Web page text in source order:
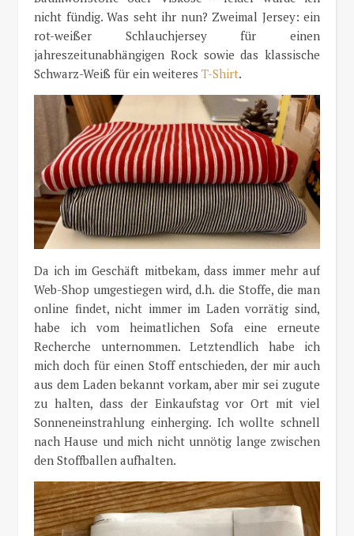
nicht fündig. Was seht ihr nun? Zweimal Jersey: ein
rot-weißer Schlauchjersey für einen
jahreszeitunabhängigen Rock sowie das klassische
Schwarz-Weiß für ein weiteres T-Shirt.
Da ich im Geschäft mitbekam, dass immer mehr auf
Web-Shop umgestiegen wird, d.h. die Stoffe, die man
online findet, nicht immer im Laden vorrätig sind,
habe ich vom heimatlichen Sofa eine erneute
Recherche unternommen. Letztendlich habe ich
mich doch für einen Stoff entschieden, der mir auch
aus dem Laden bekannt vorkam, aber mir sei zugute
zu halten, dass der Einkaufstag vor Ort mit viel
Sonneneinstrahlung einherging. Ich wollte schnell
nach Hause und mich nicht unnötig lange zwischen
den Stoffballen aufhalten.